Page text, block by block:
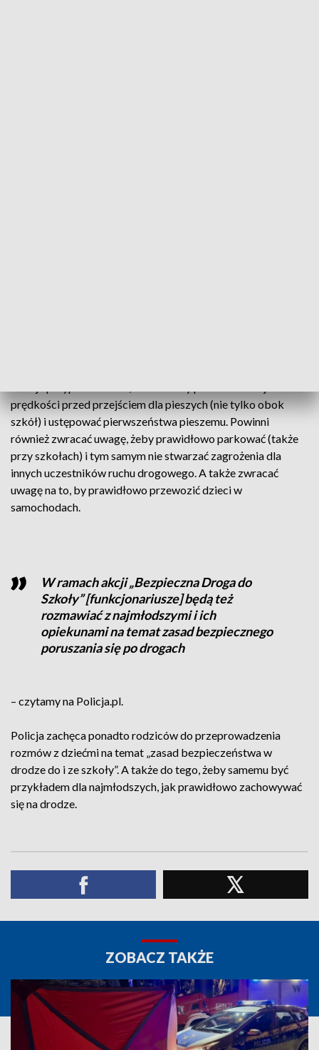
prędkości przed przejściem dla pieszych (nie tylko obok
szkół) i ustępować pierwszeństwa pieszemu. Powinni
również zwracać uwagę, żeby prawidłowo parkować (także
przy szkołach) i tym samym nie stwarzać zagrożenia dla
innych uczestników ruchu drogowego. A także zwracać
uwagę na to, by prawidłowo przewozić dzieci w
samochodach.
W ramach akcji „Bezpieczna Droga do
Szkoły” [funkcjonariusze] będą też
rozmawiać z najmłodszymi i ich
opiekunami na temat zasad bezpiecznego
poruszania się po drogach
– czytamy na Policja.pl.
Policja zachęca ponadto rodziców do przeprowadzenia
rozmów z dziećmi na temat „zasad bezpieczeństwa w
drodze do i ze szkoły”. A także do tego, żeby samemu być
przykładem dla najmłodszych, jak prawidłowo zachowywać
się na drodze.
ZOBACZ TAKŻE